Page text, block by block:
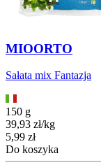
MIOORTO
Sałata mix Fantazja
150 g
39,93 zł/kg
Cena
5,99 zł
Do koszyka